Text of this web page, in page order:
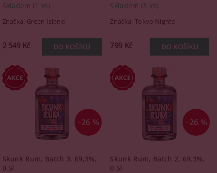
Skladem (1 ks)
Značka: Green Island
2 549 Kč
Skladem (3 ks)
Značka: Tokyo Nights
799 Kč
–26 %
Skunk Rum, Batch 3, 69,3%,
0,5l
–26 %
Skunk Rum, Batch 2, 69,3%,
0,5l